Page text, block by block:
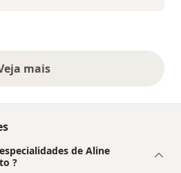
mais
opiniões acima
de Aline
?